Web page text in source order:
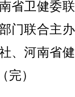
卫健委
门联合主
、河南省
完）